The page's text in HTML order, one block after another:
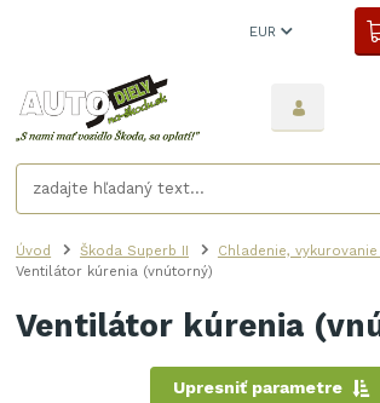
EUR
Úvod Škoda Superb II
Chladenie,
Ventilátor kúrenia (vnútorný)
Ventilátor kúrenia
Upresniť parametre